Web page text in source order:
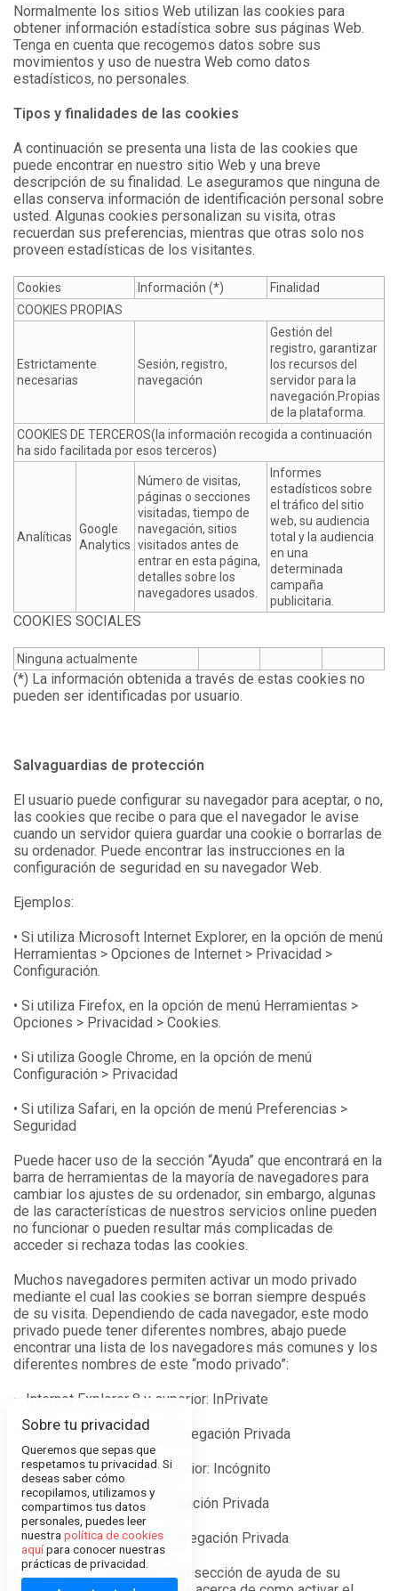
Sobre tu privacidad
Queremos que sepas que
respetamos tu privacidad. Si
deseas saber cómo
recopilamos, utilizamos y
compartimos tus datos
personales, puedes leer
nuestra política de cookies
aquípara conocer nuestras
prácticas de privacidad.
Normalmente los sitios Web utilizan las cookies para
obtener información estadística sobre sus páginas Web.
Tenga en cuenta que recogemos datos sobre sus
movimientos y uso de nuestra Web como datos
estadísticos, no personales.
Tipos y finalidades de las cookies
A continuación se presenta una lista de las cookies que
puede encontrar en nuestro sitio Web y una breve
descripción de su finalidad. Le aseguramos que ninguna de
ellas conserva información de identificación personal sobre
usted. Algunas cookies personalizan su visita, otras
recuerdan sus preferencias, mientras que otras solo nos
proveen estadísticas de los visitantes.
Cookies Información (*)
Finalidad
COOKIES PROPIAS
Estrictamente
necesarias
Sesión, registro,
navegación
Gestión del
registro, garantizar
los recursos del
servidor para la
navegación.Propias
de la plataforma.
COOKIES DE TERCEROS(la información recogida a continuación
ha sido facilitada por esos terceros)
Analíticas
Google
Analytics
Número de visitas,
páginas o secciones
visitadas, tiempo de
navegación, sitios
visitados antes de
entrar en esta página,
detalles sobre los
navegadores usados.
Informes
estadísticos sobre
el tráfico del sitio
web, su audiencia
total y la audiencia
en una
determinada
campaña
publicitaria.
COOKIES SOCIALES
Ninguna actualmente
(*) La información obtenida a través de estas cookies no
pueden ser identificadas por usuario.
Salvaguardias de protección
El usuario puede configurar su navegador para aceptar, o no,
las cookies que recibe o para que el navegador le avise
cuando un servidor quiera guardar una cookie o borrarlas de
su ordenador. Puede encontrar las instrucciones en la
configuración de seguridad en su navegador Web.
Ejemplos:
• Si utiliza Microsoft Internet Explorer, en la opción de menú
Herramientas > Opciones de Internet > Privacidad >
Configuración.
• Si utiliza Firefox, en la opción de menú Herramientas >
Opciones > Privacidad > Cookies.
• Si utiliza Google Chrome, en la opción de menú
Configuración > Privacidad
• Si utiliza Safari, en la opción de menú Preferencias >
Seguridad
Puede hacer uso de la sección “Ayuda” que encontrará en la
barra de herramientas de la mayoría de navegadores para
cambiar los ajustes de su ordenador, sin embargo, algunas
de las características de nuestros servicios online pueden
no funcionar o pueden resultar más complicadas de
acceder si rechaza todas las cookies.
Muchos navegadores permiten activar un modo privado
mediante el cual las cookies se borran siempre después
de su visita. Dependiendo de cada navegador, este modo
privado puede tener diferentes nombres, abajo puede
encontrar una lista de los navegadores más comunes y los
diferentes nombres de este “modo privado”:
– Internet Explorer 8 y superior: InPrivate
– FireFox 3.5 y superior: Navegación Privada
– Google Chrome 10 y superior: Incógnito
– Safari 2 y superior: Navegación Privada
– Opera 10.5 y superior: Navegación Privada
Por favor, lea atentamente la sección de ayuda de su